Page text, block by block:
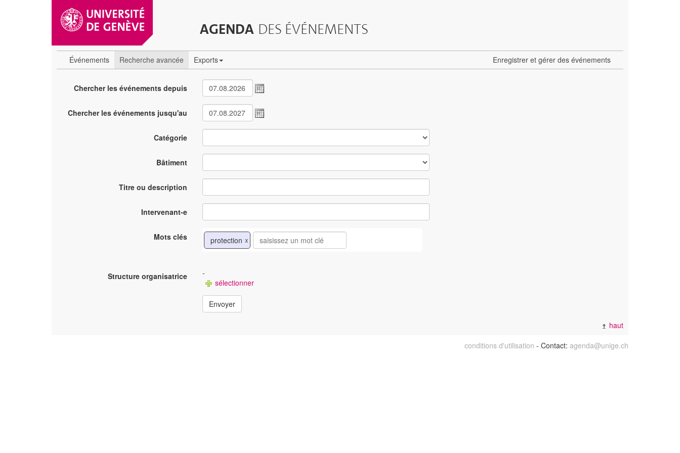
AGENDA DES ÉVÉNEMENTS
Événements Recherche avancée Exports Enregistrer et gérer des événements
Chercher les événements depuis
Chercher les événements jusqu'au
Catégorie
Bâtiment
Titre ou description
Intervenant-e
Mots clés protection x
Structure organisatrice
-
sélectionner
Envoyer
haut
conditions d'utilisation - Contact: agenda@unige.ch